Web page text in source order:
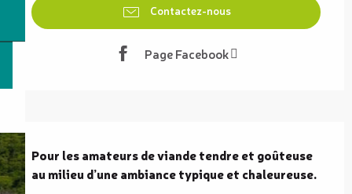
Contactez-nous
Page Facebook
Description
Pour les amateurs de viande tendre et goûteuse
au milieu d’une ambiance typique et chaleureuse.